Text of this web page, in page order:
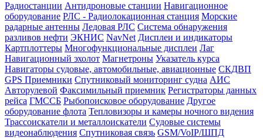
Радиостанции Антидроновые станции Навигационное
оборудование РЛС - Радиолокационная станция Морские
радарные антенны Ледовая РЛС Система обнаружения
разливов нефти ЭКНИС NavNet Дисплеи и индикаторы
Картплоттеры Многофункциональные дисплеи Лаг
Навигационный эхолот Магнетроны Указатель курса
Навигаторы судовые, автомобильные, авиационные СКДВП
GPS Приемники Спутниковый мониторинг судна АИС
Авторулевой Факсимильный приемник Регистраторы данных
рейса ГМССБ Рыбопоисковое оборудование Другое
оборудование флота Тепловизоры и камеры ночного видения
Трассоискатели и металлоискатели Судовые системы
видеонаблюдения Спутниковая связь GSM/VoIP/ШПД